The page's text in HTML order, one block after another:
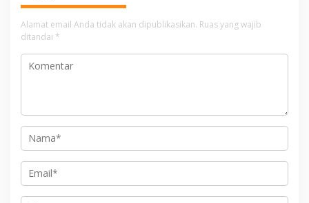
Alamat email Anda tidak akan dipublikasikan. Ruas yang wajib
ditandai *